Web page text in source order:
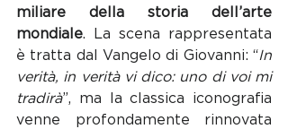
miliare della storia dell’arte
mondiale. La scena rappresentata
è tratta dal Vangelo di Giovanni: “In
verità, in verità vi dico: uno di voi mi
tradirà”, ma la classica iconografia
venne profondamente rinnovata